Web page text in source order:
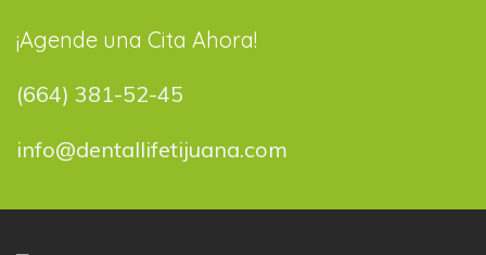
¡Agende una Cita Ahora!
(664) 381-52-45
info@dentallifetijuana.com